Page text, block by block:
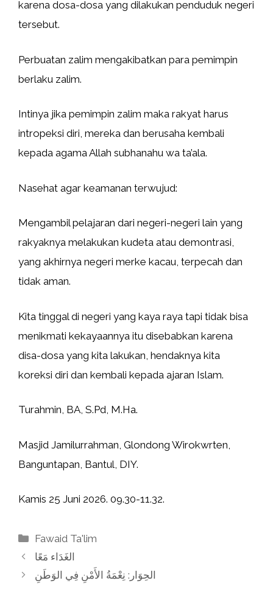
karena dosa-dosa yang dilakukan penduduk negeri
tersebut.
Perbuatan zalim mengakibatkan para pemimpin
berlaku zalim.
Intinya jika pemimpin zalim maka rakyat harus
intropeksi diri, mereka dan berusaha kembali
kepada agama Allah subhanahu wa ta’ala.
Nasehat agar keamanan terwujud:
Mengambil pelajaran dari negeri-negeri lain yang
rakyaknya melakukan kudeta atau demontrasi,
yang akhirnya negeri merke kacau, terpecah dan
tidak aman.
Kita tinggal di negeri yang kaya raya tapi tidak bisa
menikmati kekayaannya itu disebabkan karena
disa-dosa yang kita lakukan, hendaknya kita
koreksi diri dan kembali kepada ajaran Islam.
Turahmin, BA, S.Pd, M.Ha.
Masjid Jamilurrahman, Glondong Wirokwrten,
Banguntapan, Bantul, DIY.
Kamis 25 Juni 2026. 09.30-11.32.
Kategori
Fawaid Ta'lim
الغَدَاء مَعًا
الحِوَار: نِعْمَةُ الأَمْنِ فِي الوَطَنِ